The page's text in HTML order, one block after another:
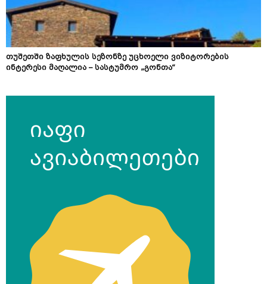
თუშეთში ზაფხულის სეზონზე უცხოელი ვიზიტორების
ინტერესი მაღალია – სასტუმრო „გონთა“